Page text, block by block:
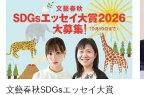
文藝春秋SDGsエッセイ大賞